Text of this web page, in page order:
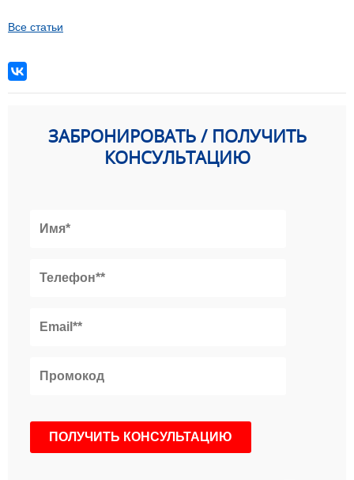
Все статьи
ЗАБРОНИРОВАТЬ / ПОЛУЧИТЬ
КОНСУЛЬТАЦИЮ